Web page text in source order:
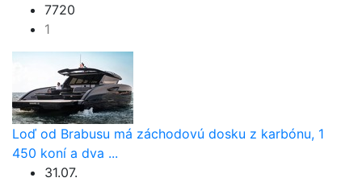
7720
1
Loď od Brabusu má záchodovú dosku z karbónu, 1
450 koní a dva ...
31.07.